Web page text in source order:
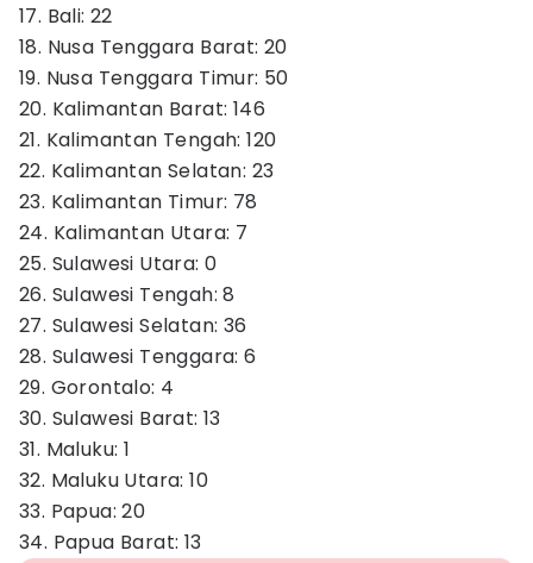
17. Bali: 22
18. Nusa Tenggara Barat: 20
19. Nusa Tenggara Timur: 50
20. Kalimantan Barat: 146
21. Kalimantan Tengah: 120
22. Kalimantan Selatan: 23
23. Kalimantan Timur: 78
24. Kalimantan Utara: 7
25. Sulawesi Utara: 0
26. Sulawesi Tengah: 8
27. Sulawesi Selatan: 36
28. Sulawesi Tenggara: 6
29. Gorontalo: 4
30. Sulawesi Barat: 13
31. Maluku: 1
32. Maluku Utara: 10
33. Papua: 20
34. Papua Barat: 13